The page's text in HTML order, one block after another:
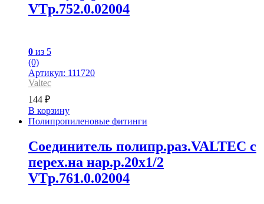
VTp.752.0.02004
0 из 5
(0)
Артикул: 111720
Valtec
144 ₽
В корзину
Полипропиленовые фитинги
Соединитель полипр.раз.VALTEC с
перех.на нар.р.20х1/2
VTp.761.0.02004